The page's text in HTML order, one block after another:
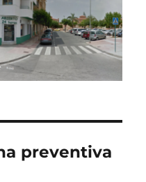
preventiva